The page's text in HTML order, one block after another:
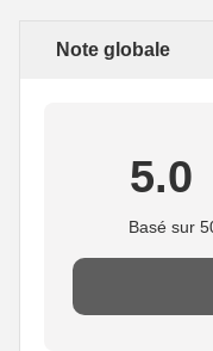
Note globale
5.0
Basé sur